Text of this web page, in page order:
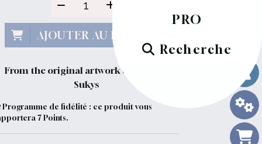
PRO
Recherche
AJOUTER AU PANIER
From the original artwork of Dainius
Sukys
Programme de fidélité : ce produit vous
7Points.